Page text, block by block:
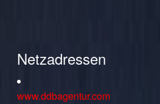
Netzadressen
www.ddbagentur.com